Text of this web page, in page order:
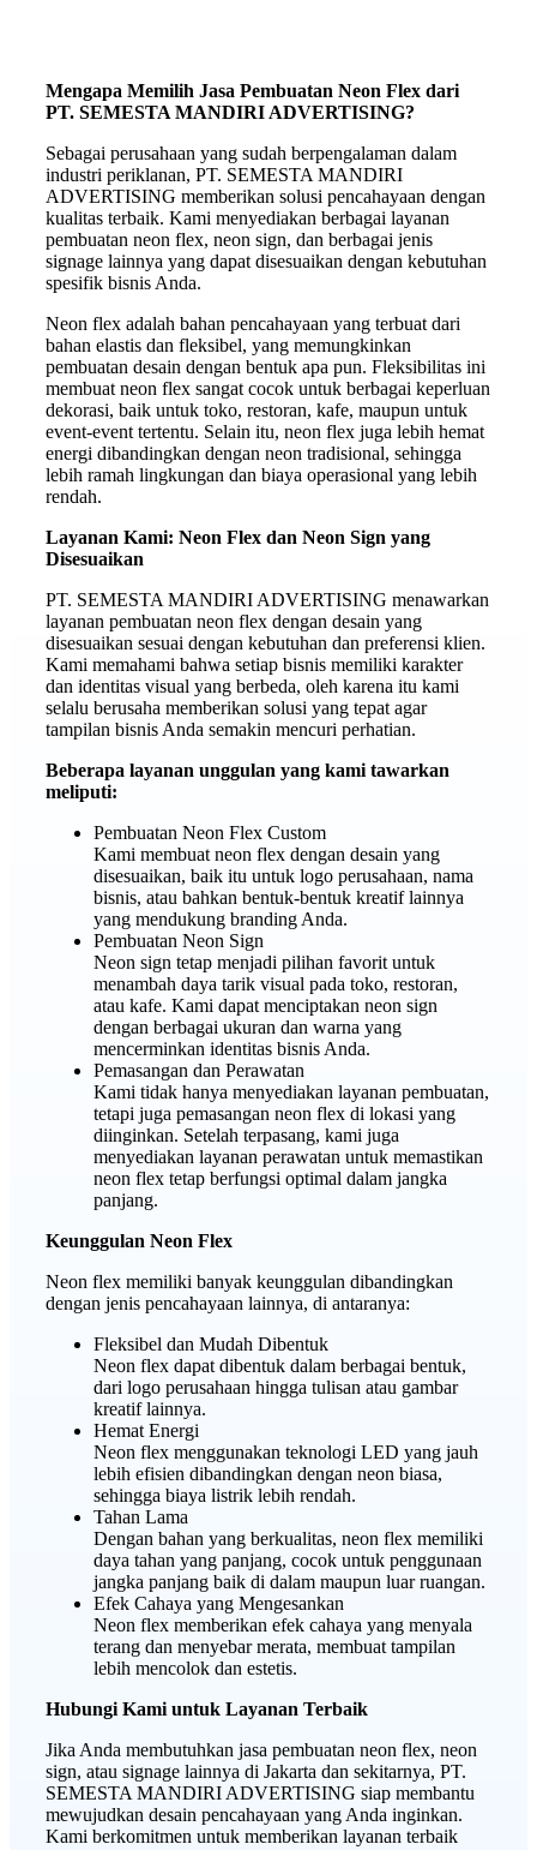
Mengapa Memilih Jasa Pembuatan Neon Flex dari
PT. SEMESTA MANDIRI ADVERTISING?
Sebagai perusahaan yang sudah berpengalaman dalam
industri periklanan, PT. SEMESTA MANDIRI
ADVERTISING memberikan solusi pencahayaan dengan
kualitas terbaik. Kami menyediakan berbagai layanan
pembuatan neon flex, neon sign, dan berbagai jenis
signage lainnya yang dapat disesuaikan dengan kebutuhan
spesifik bisnis Anda.
Neon flex adalah bahan pencahayaan yang terbuat dari
bahan elastis dan fleksibel, yang memungkinkan
pembuatan desain dengan bentuk apa pun. Fleksibilitas ini
membuat neon flex sangat cocok untuk berbagai keperluan
dekorasi, baik untuk toko, restoran, kafe, maupun untuk
event-event tertentu. Selain itu, neon flex juga lebih hemat
energi dibandingkan dengan neon tradisional, sehingga
lebih ramah lingkungan dan biaya operasional yang lebih
rendah.
Layanan Kami: Neon Flex dan Neon Sign yang
Disesuaikan
PT. SEMESTA MANDIRI ADVERTISING menawarkan
layanan pembuatan neon flex dengan desain yang
disesuaikan sesuai dengan kebutuhan dan preferensi klien.
Kami memahami bahwa setiap bisnis memiliki karakter
dan identitas visual yang berbeda, oleh karena itu kami
selalu berusaha memberikan solusi yang tepat agar
tampilan bisnis Anda semakin mencuri perhatian.
Beberapa layanan unggulan yang kami tawarkan
meliputi:
Pembuatan Neon Flex Custom
Kami membuat neon flex dengan desain yang
disesuaikan, baik itu untuk logo perusahaan, nama
bisnis, atau bahkan bentuk-bentuk kreatif lainnya
yang mendukung branding Anda.
Pembuatan Neon Sign
Neon sign tetap menjadi pilihan favorit untuk
menambah daya tarik visual pada toko, restoran,
atau kafe. Kami dapat menciptakan neon sign
dengan berbagai ukuran dan warna yang
mencerminkan identitas bisnis Anda.
Pemasangan dan Perawatan
Kami tidak hanya menyediakan layanan pembuatan,
tetapi juga pemasangan neon flex di lokasi yang
diinginkan. Setelah terpasang, kami juga
menyediakan layanan perawatan untuk memastikan
neon flex tetap berfungsi optimal dalam jangka
panjang.
Keunggulan Neon Flex
Neon flex memiliki banyak keunggulan dibandingkan
dengan jenis pencahayaan lainnya, di antaranya:
Fleksibel dan Mudah Dibentuk
Neon flex dapat dibentuk dalam berbagai bentuk,
dari logo perusahaan hingga tulisan atau gambar
kreatif lainnya.
Hemat Energi
Neon flex menggunakan teknologi LED yang jauh
lebih efisien dibandingkan dengan neon biasa,
sehingga biaya listrik lebih rendah.
Tahan Lama
Dengan bahan yang berkualitas, neon flex memiliki
daya tahan yang panjang, cocok untuk penggunaan
jangka panjang baik di dalam maupun luar ruangan.
Efek Cahaya yang Mengesankan
Neon flex memberikan efek cahaya yang menyala
terang dan menyebar merata, membuat tampilan
lebih mencolok dan estetis.
Hubungi Kami untuk Layanan Terbaik
Jika Anda membutuhkan jasa pembuatan neon flex, neon
sign, atau signage lainnya di Jakarta dan sekitarnya, PT.
SEMESTA MANDIRI ADVERTISING siap membantu
mewujudkan desain pencahayaan yang Anda inginkan.
Kami berkomitmen untuk memberikan layanan terbaik